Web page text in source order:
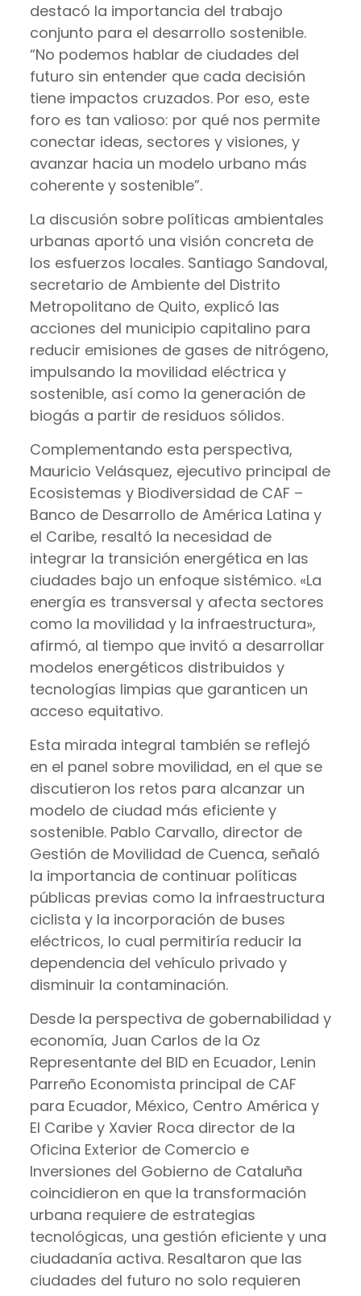
destacó la importancia del trabajo
conjunto para el desarrollo sostenible.
“No podemos hablar de ciudades del
futuro sin entender que cada decisión
tiene impactos cruzados. Por eso, este
foro es tan valioso: por qué nos permite
conectar ideas, sectores y visiones, y
avanzar hacia un modelo urbano más
coherente y sostenible”.
La discusión sobre políticas ambientales
urbanas aportó una visión concreta de
los esfuerzos locales. Santiago Sandoval,
secretario de Ambiente del Distrito
Metropolitano de Quito, explicó las
acciones del municipio capitalino para
reducir emisiones de gases de nitrógeno,
impulsando la movilidad eléctrica y
sostenible, así como la generación de
biogás a partir de residuos sólidos.
Complementando esta perspectiva,
Mauricio Velásquez, ejecutivo principal de
Ecosistemas y Biodiversidad de CAF –
Banco de Desarrollo de América Latina y
el Caribe, resaltó la necesidad de
integrar la transición energética en las
ciudades bajo un enfoque sistémico. «La
energía es transversal y afecta sectores
como la movilidad y la infraestructura»,
afirmó, al tiempo que invitó a desarrollar
modelos energéticos distribuidos y
tecnologías limpias que garanticen un
acceso equitativo.
Esta mirada integral también se reflejó
en el panel sobre movilidad, en el que se
discutieron los retos para alcanzar un
modelo de ciudad más eficiente y
sostenible. Pablo Carvallo, director de
Gestión de Movilidad de Cuenca, señaló
la importancia de continuar políticas
públicas previas como la infraestructura
ciclista y la incorporación de buses
eléctricos, lo cual permitiría reducir la
dependencia del vehículo privado y
disminuir la contaminación.
Desde la perspectiva de gobernabilidad y
economía, Juan Carlos de la Oz
Representante del BID en Ecuador, Lenin
Parreño Economista principal de CAF
para Ecuador, México, Centro América y
El Caribe y Xavier Roca director de la
Oficina Exterior de Comercio e
Inversiones del Gobierno de Cataluña
coincidieron en que la transformación
urbana requiere de estrategias
tecnológicas, una gestión eficiente y una
ciudadanía activa. Resaltaron que las
ciudades del futuro no solo requieren